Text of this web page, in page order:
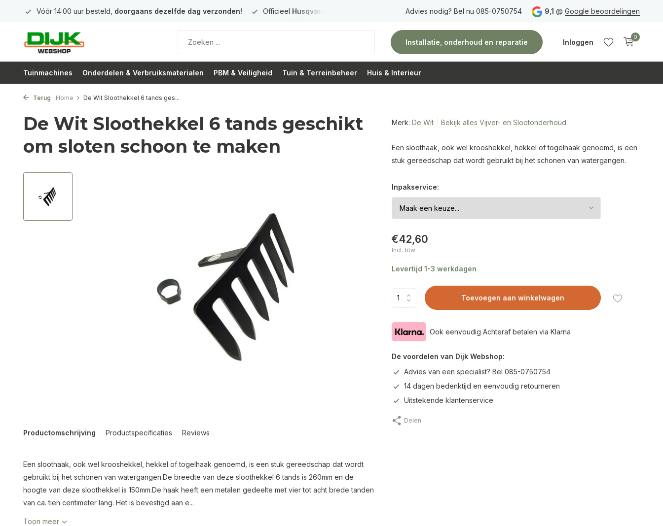
Vóór 14:00 uur besteld, doorgaans dezelfde dag verzonden! Officieel Husqvarna Premium Dealer in Nederland Gratis verzendingvanaf 150 euro Vóór 14:00 uur besteld,
Advies nodig? Bel nu 085-0750754 9,1 @ Google beoordelingen
Installatie, onderhoud en reparatie Inloggen
aanmaken
Account
0
Tuinmachines Onderdelen & Verbruiksmaterialen PBM & Veiligheid Tuin & Terreinbeheer Huis & Interieur
Terug Home De Wit Sloothekkel 6 tands ges...
De Wit Sloothekkel 6 tands geschikt
om sloten schoon te maken
Productomschrijving Productspecificaties Reviews
Een sloothaak, ook wel krooshekkel, hekkel of togelhaak genoemd, is een stuk gereedschap dat wordt
gebruikt bij het schonen van watergangen.De breedte van deze sloothekkel 6 tands is 260mm en de
hoogte van deze sloothekkel is 150mm.De haak heeft een metalen gedeelte met vier tot acht brede tanden
van ca. tien centimeter lang. Het is bevestigd aan e...
Toon meer
Merk: De Wit Bekijk alles Vijver- en Slootonderhoud
Een sloothaak, ook wel krooshekkel, hekkel of togelhaak genoemd, is een
stuk gereedschap dat wordt gebruikt bij het schonen van watergangen.
Inpakservice:
€42,60
Incl. btw
Levertijd 1-3 werkdagen
Toevoegen aan winkelwagen
Ook eenvoudig Achteraf betalen via Klarna
De voordelen van Dijk Webshop:
Advies van een specialist? Bel 085-0750754
14 dagen bedenktijd en eenvoudig retourneren
Uitstekende klantenservice
Delen